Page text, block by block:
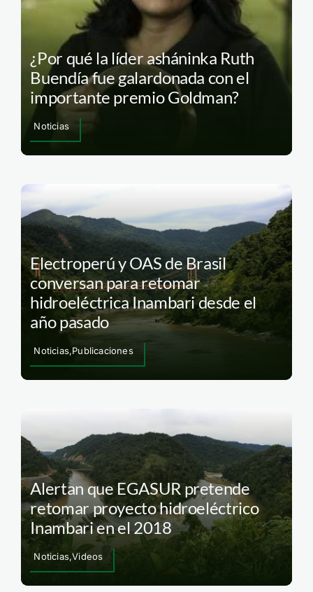
¿Por qué la líder asháninka Ruth
Buendía fue galardonada con el
importante premio Goldman?
Noticias
Electroperú y OAS de Brasil
conversan para retomar
hidroeléctrica Inambari desde el
año pasado
Noticias,Publicaciones
Alertan que EGASUR pretende
retomar proyecto hidroeléctrico
Inambari en el 2018
Noticias,Videos